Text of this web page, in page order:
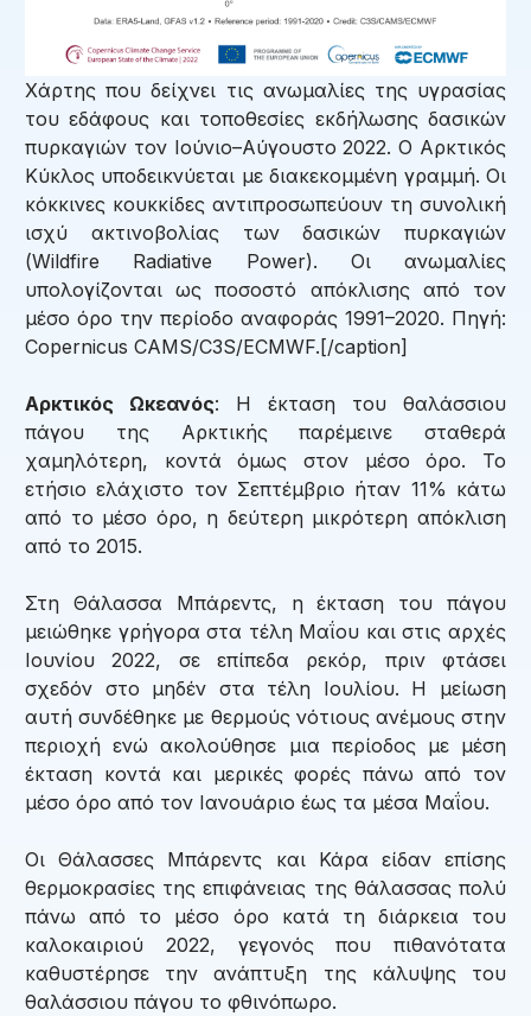
Χάρτης που δείχνει τις ανωμαλίες της υγρασίας
του εδάφους και τοποθεσίες εκδήλωσης δασικών
πυρκαγιών τον Ιούνιο–Αύγουστο 2022. Ο Αρκτικός
Κύκλος υποδεικνύεται με διακεκομμένη γραμμή. Οι
κόκκινες κουκκίδες αντιπροσωπεύουν τη συνολική
ισχύ ακτινοβολίας των δασικών πυρκαγιών
(Wildfire Radiative Power). Οι ανωμαλίες
υπολογίζονται ως ποσοστό απόκλισης από τον
μέσο όρο την περίοδο αναφοράς 1991–2020. Πηγή:
Copernicus CAMS/C3S/ECMWF.[/caption]
Αρκτικός Ωκεανός: Η έκταση του θαλάσσιου
πάγου της Αρκτικής παρέμεινε σταθερά
χαμηλότερη, κοντά όμως στον μέσο όρο. Το
ετήσιο ελάχιστο τον Σεπτέμβριο ήταν 11% κάτω
από το μέσο όρο, η δεύτερη μικρότερη απόκλιση
από το 2015.
Στη Θάλασσα Μπάρεντς, η έκταση του πάγου
μειώθηκε γρήγορα στα τέλη Μαΐου και στις αρχές
Ιουνίου 2022, σε επίπεδα ρεκόρ, πριν φτάσει
σχεδόν στο μηδέν στα τέλη Ιουλίου. Η μείωση
αυτή συνδέθηκε με θερμούς νότιους ανέμους στην
περιοχή ενώ ακολούθησε μια περίοδος με μέση
έκταση κοντά και μερικές φορές πάνω από τον
μέσο όρο από τον Ιανουάριο έως τα μέσα Μαΐου.
Οι Θάλασσες Μπάρεντς και Κάρα είδαν επίσης
θερμοκρασίες της επιφάνειας της θάλασσας πολύ
πάνω από το μέσο όρο κατά τη διάρκεια του
καλοκαιριού 2022, γεγονός που πιθανότατα
καθυστέρησε την ανάπτυξη της κάλυψης του
θαλάσσιου πάγου το φθινόπωρο.